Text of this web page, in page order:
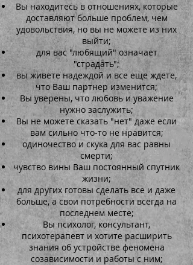
Вы находитесь в отношениях, которые
доставляют больше проблем, чем
удовольствия, но вы не можете из них
выйти;
для вас "любящий" означает
"страдать";
вы живете надеждой и все еще ждете,
что Ваш партнер изменится;
Вы уверены, что любовь и уважение
нужно заслужить;
Вы не можете сказать "нет" даже если
вам сильно что-то не нравится;
одиночество и скука для вас равны
смерти;
чувство вины Ваш постоянный спутник
жизни;
для других готовы сделать все и даже
больше, а свои потребности всегда на
последнем месте;
Вы психолог, консультант,
психотерапевт и хотите расширить
знания об устройстве феномена
созависимости и работы с ним;